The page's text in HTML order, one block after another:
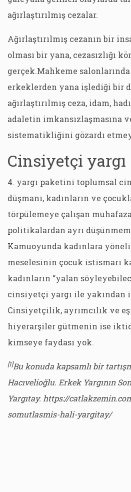
ağırlaştırılmış cezalar.
Ağırlaştırılmış cezanın bir
olması bir yana, cezasızlığı
gerçek.Mahkeme
erkeklerden yana işlediği bir
ağırlaştırılmış ceza, idam,
adaletin imkansızlaşmasına
sistematikliğini gözardı
Cinsiyetçi yargı
4. yargı paketini toplumsal
düşmanı, kadınların ve
törpülemeye çalışan
politikalardan ayrı
Kamuoyunda kadınlara
meselesinin çocuk istismarı
kadınların “yalan
cinsiyetçi yargı ile yakından
Cinsiyetçilik, ayrımcılık ve
hiyerarşiler gütmenin ise
kimseye faydası yok.
[1]Bu konuda kapsamlı bir
Hacıvelioğlu. Erkek Yargının
Yargıtay. https://
somutlasmis-hali-yargitay/